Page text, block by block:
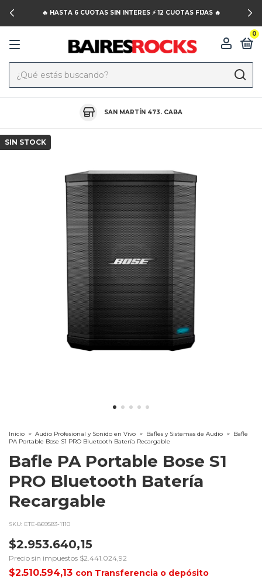
🔥 HASTA 6 CUOTAS SIN INTERES ⚡️ 12 CUOTAS FIJAS 🔥
0
SAN MARTÍN 473. CABA
SIN STOCK
Inicio > Audio Profesional y Sonido en Vivo > Bafles y Sistemas de Audio > Bafle
PA Portable Bose S1 PRO Bluetooth Batería Recargable
Bafle PA Portable Bose S1
PRO Bluetooth Batería
Recargable
SKU: ETE-869583-1110
$2.953.640,15
Precio sin impuestos $2.441.024,92
$2.510.594,13 con Transferencia o depósito